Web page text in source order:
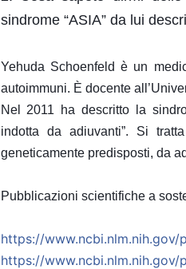
sindrome “ASIA” da lui
Yehuda Schoenfeld è un
autoimmuni. È docente
Nel 2011 ha descritto la
indotta da adiuvanti”. Si
geneticamente predisposti, da
Pubblicazioni scientifiche a
https://www.ncbi.nlm.nih.gov/
https://www.ncbi.nlm.nih.gov/